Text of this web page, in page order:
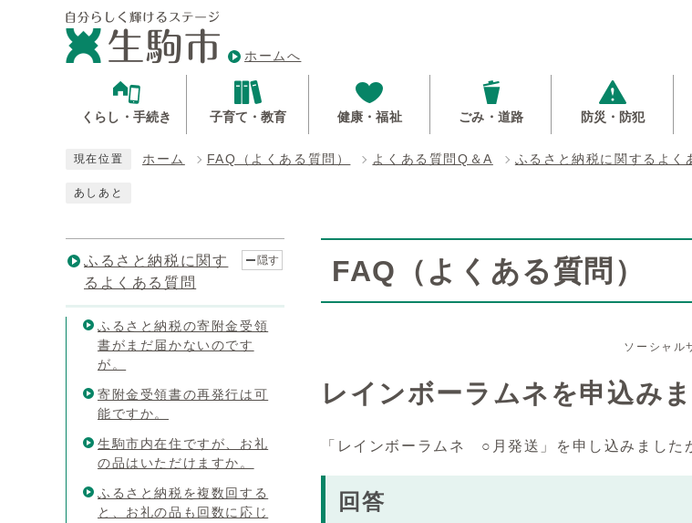
ホームへ
くらし・手続き 子育て・教育 健康・福祉 ごみ・道路 防災・防犯
現在位置 ホーム FAQ（よくある質問） よくある質問Q＆A ふるさと納税に関するよく
あしあと
FAQ（よくある質問）
ソーシャル
レインボーラムネを申込み
「レインボーラムネ ○月発送」を申し込みました
回答
ふるさと納税に関す
るよくある質問
隠す
ふるさと納税の寄附金受領
書がまだ届かないのです
が。
寄附金受領書の再発行は可
能ですか。
生駒市内在住ですが、お礼
の品はいただけますか。
ふるさと納税を複数回する
と、お礼の品も回数に応じ